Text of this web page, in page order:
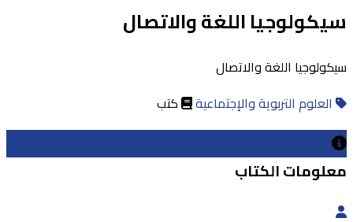
سيكولوجيا اللغة والاتصال
سيكولوجيا اللغة والاتصال
العلوم التربوية والإجتماعية
كتب
معلومات الكتاب